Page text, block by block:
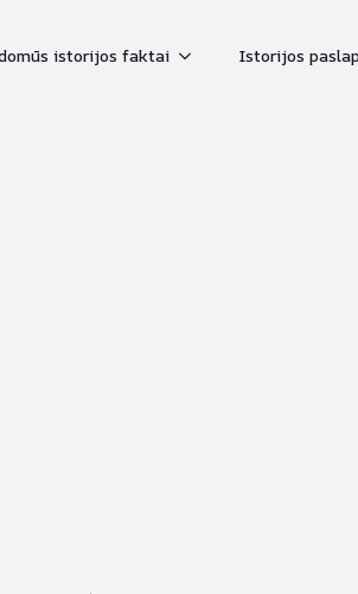
istorijos faktai Istorijos